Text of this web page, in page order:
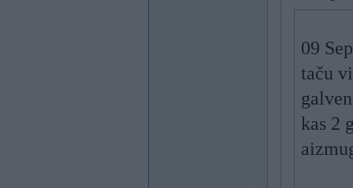
09
taču
kas 2